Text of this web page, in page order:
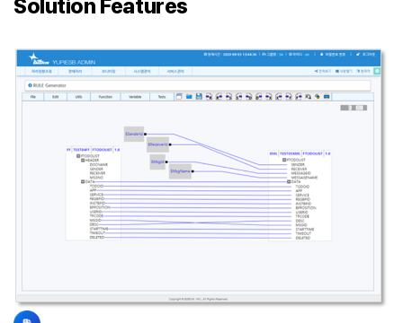
Solution Features